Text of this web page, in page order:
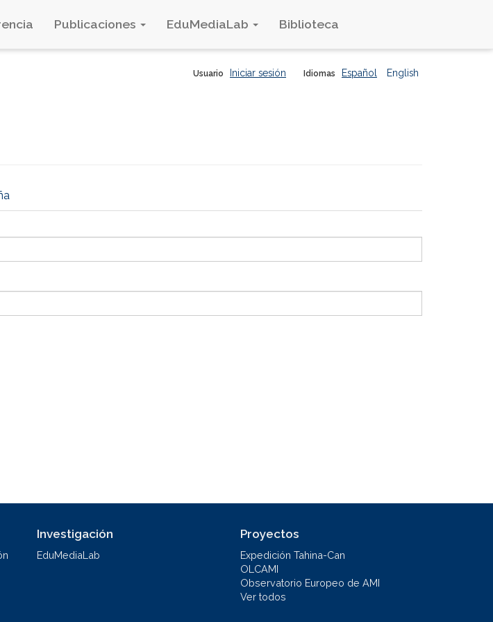
Publicaciones EduMediaLab Biblioteca
Idiomas Español English
Usuario Iniciar sesión
Investigación
EduMediaLab
Proyectos
Expedición Tahina-Can
OLCAMI
Observatorio Europeo de AMI
Ver todos